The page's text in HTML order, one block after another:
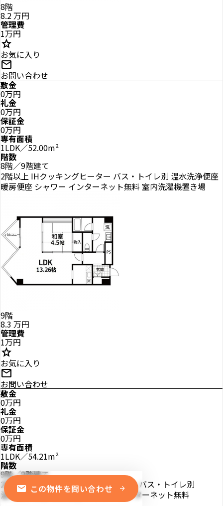
8階
8.2万円
管理費
1万円
star
お気に入り
mail
お問い合わせ
敷金
0万円
礼金
0万円
保証金
0万円
専有面積
1LDK／52.00m²
階数
8階／9階建て
2階以上 IHクッキングヒーター バス・トイレ別 温水洗浄便座
暖房便座 シャワー インターネット無料 室内洗濯機置き場
9階
8.3 万円
管理費
1万円
star
お気に入り
mail
お問い合わせ
敷金
0万円
礼金
0万円
保証金
0万円
専有面積
1LDK／54.21m²
階数
9階／9階建て
2階以上 最上階 IHクッキングヒーター バス・トイレ別
温水洗浄便座暖房便座 シャワー インターネット無料
mail この物件を問い合わせ arrow_forward